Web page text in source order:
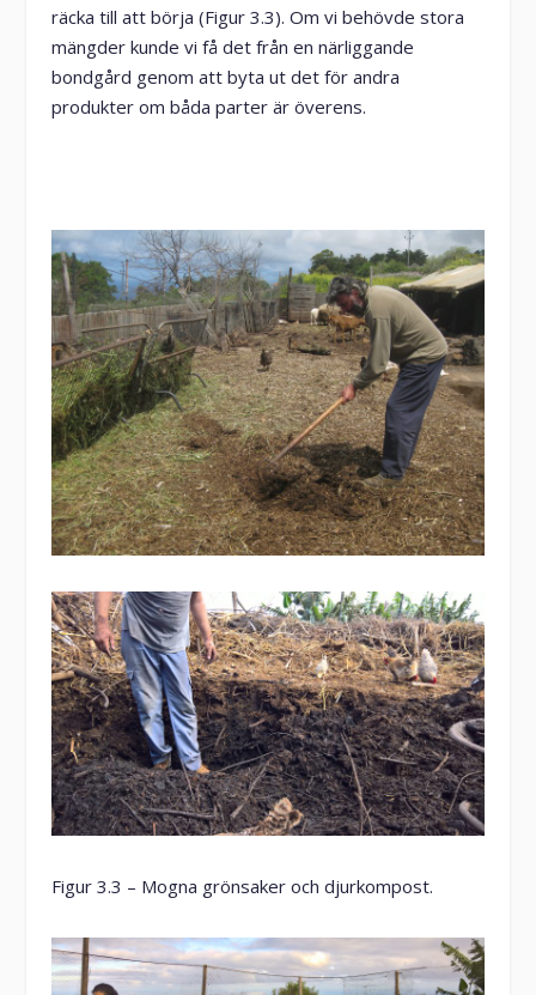
räcka till att börja (Figur 3.3). Om vi behövde stora
mängder kunde vi få det från en närliggande
bondgård genom att byta ut det för andra
produkter om båda parter är överens.
Figur 3.3 – Mogna grönsaker och djurkompost.